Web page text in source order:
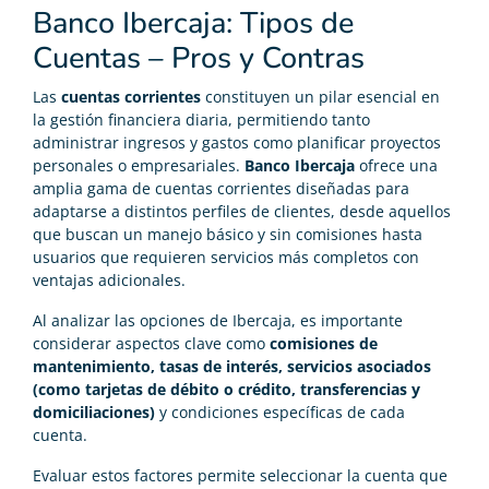
Banco Ibercaja: Tipos de
Cuentas – Pros y Contras
Las cuentas corrientes constituyen un pilar esencial en
la gestión financiera diaria, permitiendo tanto
administrar ingresos y gastos como planificar proyectos
personales o empresariales. Banco Ibercaja ofrece una
amplia gama de cuentas corrientes diseñadas para
adaptarse a distintos perfiles de clientes, desde aquellos
que buscan un manejo básico y sin comisiones hasta
usuarios que requieren servicios más completos con
ventajas adicionales.
Al analizar las opciones de Ibercaja, es importante
considerar aspectos clave como comisiones de
mantenimiento, tasas de interés, servicios asociados
(como tarjetas de débito o crédito, transferencias y
domiciliaciones) y condiciones específicas de cada
cuenta.
Evaluar estos factores permite seleccionar la cuenta que